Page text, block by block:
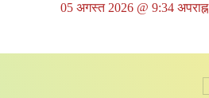
05 अगस्त 2026 @ 9:34 अपराह्न